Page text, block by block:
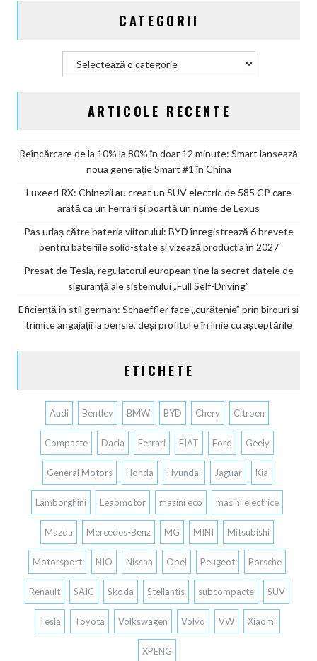
în
CATEGORII
ARTICOLE RECENTE
Reîncărcare de la 10% la 80% în doar 12 minute: Smart lansează
noua generație Smart #1 în China
Luxeed RX: Chinezii au creat un SUV electric de 585 CP care
arată ca un Ferrari și poartă un nume de Lexus
Pas uriaș către bateria viitorului: BYD înregistrează 6 brevete
pentru bateriile solid-state și vizează producția în 2027
Presat de Tesla, regulatorul european ține la secret datele de
siguranță ale sistemului „Full Self-Driving”
Eficiență în stil german: Schaeffler face „curățenie” prin birouri și
trimite angajații la pensie, deși profitul e în linie cu așteptările
ETICHETE
Audi Bentley BMW BYD Chery Citroen
Compacte Dacia Ferrari FIAT Ford Geely
General Motors Honda Hyundai Jaguar Kia
Lamborghini Leapmotor masini eco masini electrice
Mazda Mercedes-Benz MG MINI Mitsubishi
Motorsport NIO Nissan Opel Peugeot Porsche
Renault SAIC Skoda Stellantis subcompacte SUV
Tesla Toyota Volkswagen Volvo VW Xiaomi
XPENG